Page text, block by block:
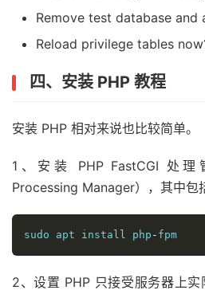
Remove test database and
Reload privilege tables
四、安装 PHP 教程
安装 PHP 相对来说也比较简单。
1、安装 PHP FastCGI 处理
Processing Manager），其中包
sudo apt install php - fpm
2、设置 PHP 只接受服务器上